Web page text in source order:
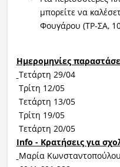
μπορείτε να
Φουγάρου (ΤΡ-ΣΑ,
Ημερομηνίες
Τετάρτη 29/04
Τρίτη 12/05
Τετάρτη 13/05
Τρίτη 19/05
Τετάρτη 20/05
Info - Κρατήσεις για
Μαρία Κωνσταντοπούλου